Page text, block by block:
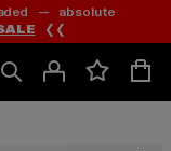
— absolute
❮❮